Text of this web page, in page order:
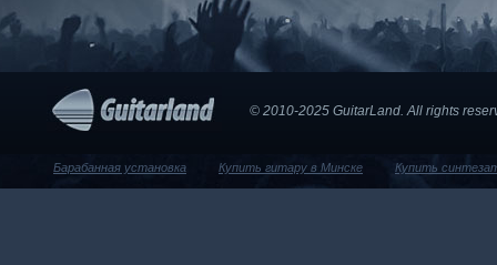
© 2010-2025 GuitarLand. Аll rights
Барабанная установка Купить гитару в Минске Купить